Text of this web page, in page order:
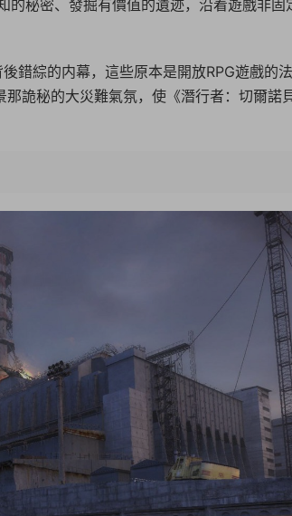
秘密、發掘有價值的遺迹，沿着遊戲非固
錯綜的内幕，這些原本是開放RPG遊戲的
詭秘的大災難氣氛，使《潛行者：切爾諾